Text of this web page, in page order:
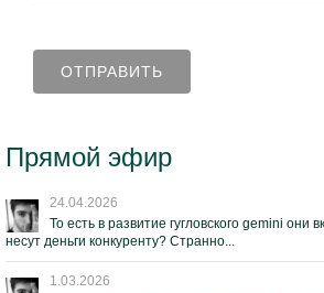
Прямой эфир
24.04.2026
То есть в развитие гугловского gemini они
несут деньги конкуренту? Странно...
1.03.2026